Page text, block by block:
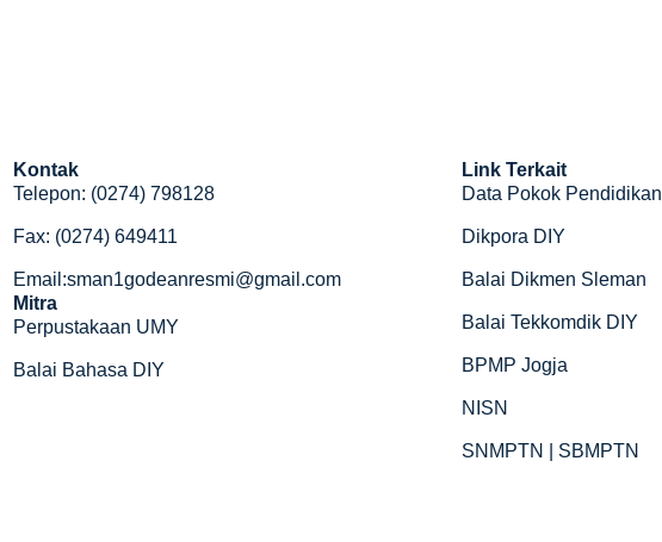
Kontak
Telepon: (0274) 798128
Fax: (0274) 649411
Email:sman1godeanresmi@gmail.com
Mitra
Perpustakaan UMY
Balai Bahasa DIY
Link Terkait
Data Pokok Pendidikan
Dikpora DIY
Balai Dikmen Sleman
Balai Tekkomdik DIY
BPMP Jogja
NISN
SNMPTN | SBMPTN